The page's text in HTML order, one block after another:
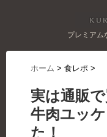
プレミアム
ホーム > 食レポ >
実は通販
牛肉ユッ
た！